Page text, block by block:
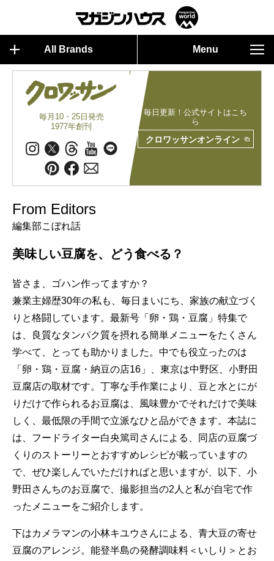
All Brands Menu
毎月10・25日発売
1977年創刊
毎日更新！公式サイトはこち
ら
クロワッサンオンライン
From Editors
編集部こぼれ話
美味しい豆腐を、どう食べる？
皆さま、ゴハン作ってますか？
兼業主婦歴30年の私も、毎日まいにち、家族の献立づく
りと格闘しています。最新号「卵・鶏・豆腐」特集で
は、良質なタンパク質を摂れる簡単メニューをたくさん
学べて、とっても助かりました。中でも役立ったのは
「卵・鶏・豆腐・納豆の店16」、東京は中野区、小野田
豆腐店の取材です。丁寧な手作業により、豆と水とにが
りだけで作られるお豆腐は、風味豊かでそれだけで美味
しく、最低限の手間で立派なひと品ができます。本誌に
は、フードライター白央篤司さんによる、同店の豆腐づ
くりのストーリーとおすすめレシピが載っていますの
で、ぜひ楽しんでいただければと思いますが、以下、小
野田さんちのお豆腐で、撮影担当の2人と私が自宅で作
ったメニューをご紹介します。
下はカメラマンの小林キユウさんによる、青大豆の寄せ
豆腐のアレンジ。能登半島の発酵調味料＜いしり＞とお